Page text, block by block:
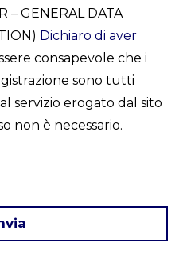
– GENERAL DATA
Dichiaro di aver
consapevole che i
sono tutti
servizio erogato dal sito
non è necessario.